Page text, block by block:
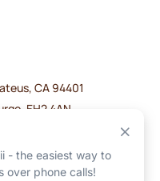
CA 94401
EH2 4AN